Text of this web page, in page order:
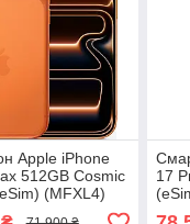
Apple iPhone
512GB Cosmic
(MFXL4)
17